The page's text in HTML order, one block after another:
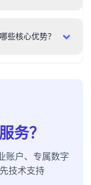
些核心优势？
务？
账户、专属数字
技术支持